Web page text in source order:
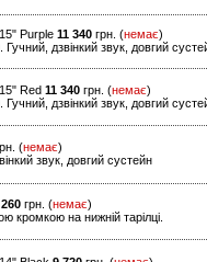
Purple 11 340 грн. (немає)
дзвінкий звук, довгий
Red 11 340 грн. (немає)
дзвінкий звук, довгий
(немає)
звук, довгий сустейн
грн. (немає)
кромкою на нижній тарілці.